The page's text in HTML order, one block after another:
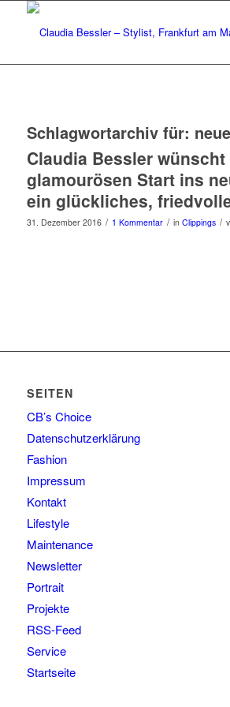
Schlagwortarchiv für:
Claudia Bessler wünscht
glamourösen Start ins
ein glückliches,
31. Dezember 2016 / 1 Kommentar / in Clippings /
SEITEN
CB’s Choice
Datenschutzerklärung
Fashion
Impressum
Kontakt
Lifestyle
Maintenance
Newsletter
Portrait
Projekte
RSS-Feed
Service
Startseite